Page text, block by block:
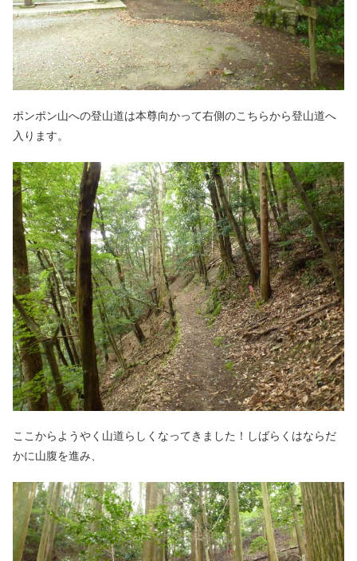
ポンポン山への登山道は本尊向かって右側のこちらから登山道へ
入ります。
ここからようやく山道らしくなってきました！しばらくはならだ
かに山腹を進み、